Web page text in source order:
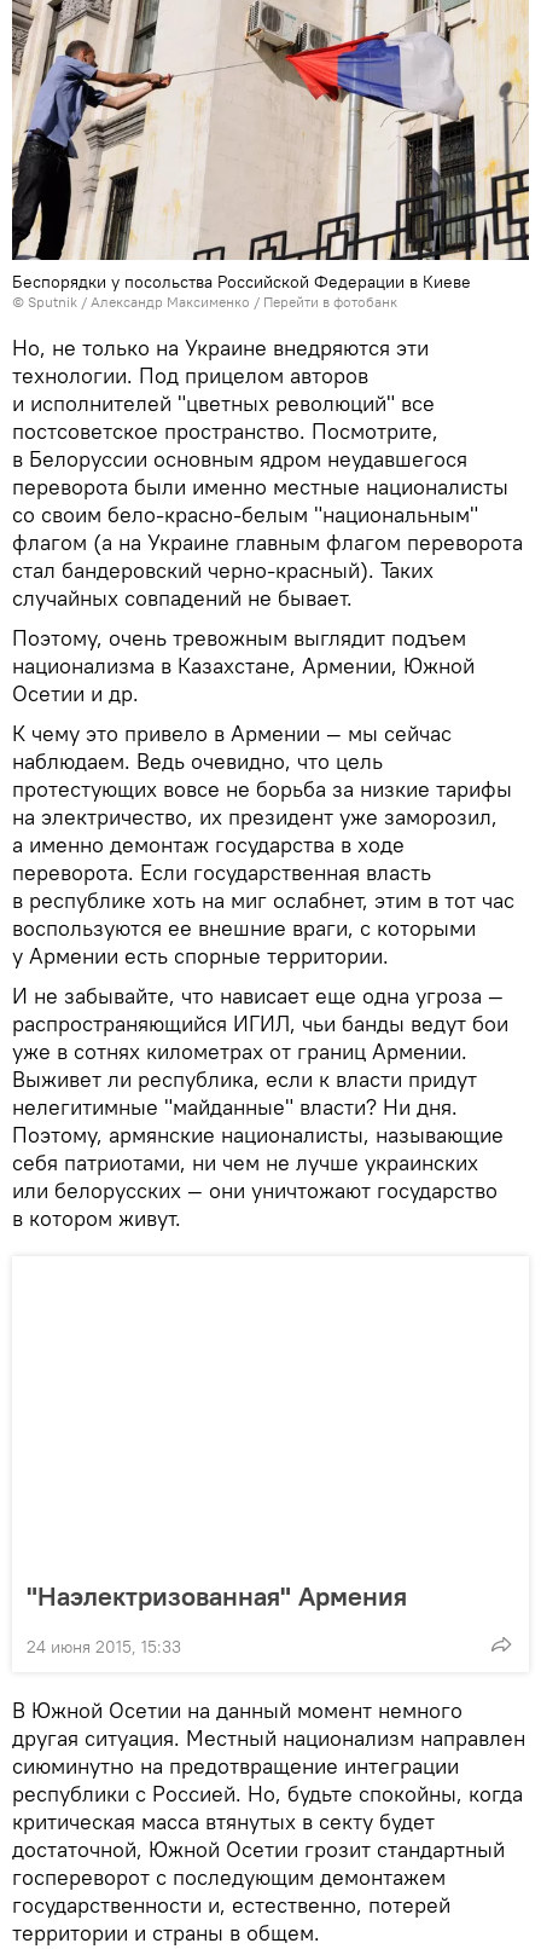
Беспорядки у посольства Российской Федерации в Киеве
© Sputnik / Александр Максименко / Перейти в фотобанк
Но, не только на Украине внедряются эти
технологии. Под прицелом авторов
и исполнителей "цветных революций" все
постсоветское пространство. Посмотрите,
в Белоруссии основным ядром неудавшегося
переворота были именно местные националисты
со своим бело-красно-белым "национальным"
флагом (а на Украине главным флагом переворота
стал бандеровский черно-красный). Таких
случайных совпадений не бывает.
Поэтому, очень тревожным выглядит подъем
национализма в Казахстане, Армении, Южной
Осетии и др.
К чему это привело в Армении — мы сейчас
наблюдаем. Ведь очевидно, что цель
протестующих вовсе не борьба за низкие тарифы
на электричество, их президент уже заморозил,
а именно демонтаж государства в ходе
переворота. Если государственная власть
в республике хоть на миг ослабнет, этим в тот час
воспользуются ее внешние враги, с которыми
у Армении есть спорные территории.
И не забывайте, что нависает еще одна угроза —
распространяющийся ИГИЛ, чьи банды ведут бои
уже в сотнях километрах от границ Армении.
Выживет ли республика, если к власти придут
нелегитимные "майданные" власти? Ни дня.
Поэтому, армянские националисты, называющие
себя патриотами, ни чем не лучше украинских
или белорусских — они уничтожают государство
в котором живут.
"Наэлектризованная" Армения
24 июня 2015, 15:33
В Южной Осетии на данный момент немного
другая ситуация. Местный национализм направлен
сиюминутно на предотвращение интеграции
республики с Россией. Но, будьте спокойны, когда
критическая масса втянутых в секту будет
достаточной, Южной Осетии грозит стандартный
госпереворот с последующим демонтажем
государственности и, естественно, потерей
территории и страны в общем.